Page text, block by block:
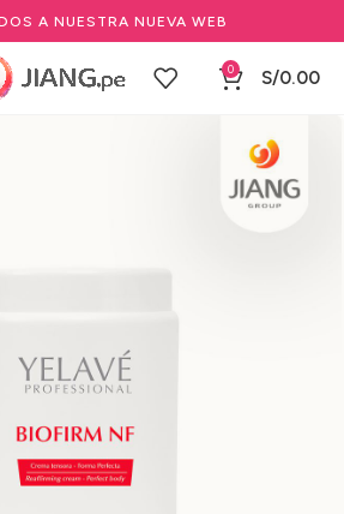
A NUESTRA NUEVA WEB
0 S/0.00
Otros Productos